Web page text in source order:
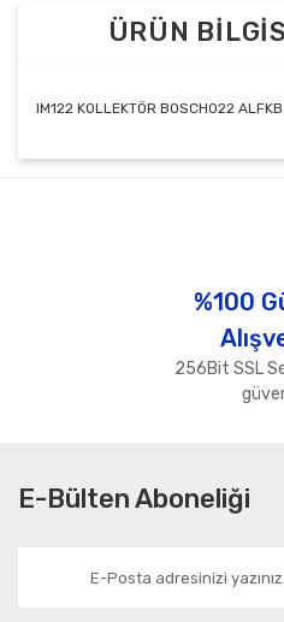
ÜRÜN
IM122 KOLLEKTÖR BOSCH022
Ürün fiyatı diğer sitelerden
Bu ürüne benzer farklı
%100
256Bit SSL
E-Bülten Aboneliği